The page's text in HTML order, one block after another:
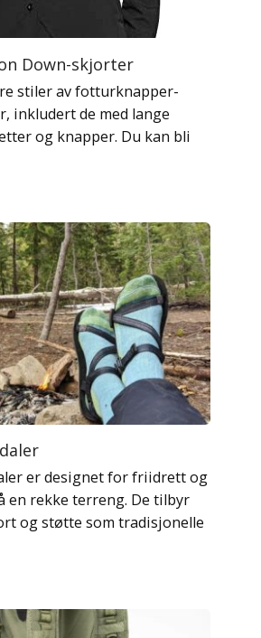
Down-skjorter
stiler av fotturknapper-
inkludert de med lange
og knapper. Du kan bli
er designet for friidrett og
en rekke terreng. De tilbyr
og støtte som tradisjonelle